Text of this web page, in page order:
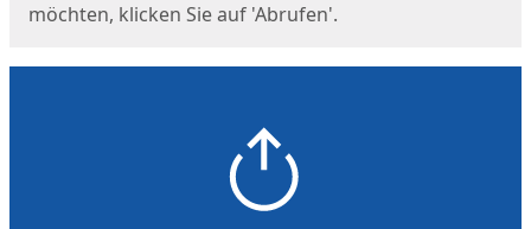
möchten, klicken Sie auf 'Abrufen'.